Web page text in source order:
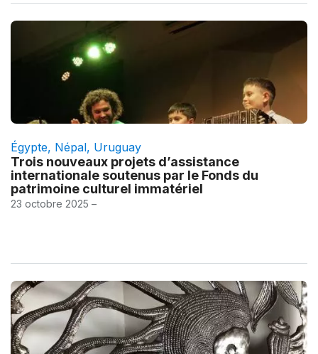
Égypte, Népal, Uruguay
Trois nouveaux projets d’assistance
internationale soutenus par le Fonds du
patrimoine culturel immatériel
23 octobre 2025 –